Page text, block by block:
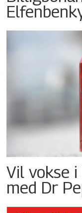
Vil vokse
med Dr